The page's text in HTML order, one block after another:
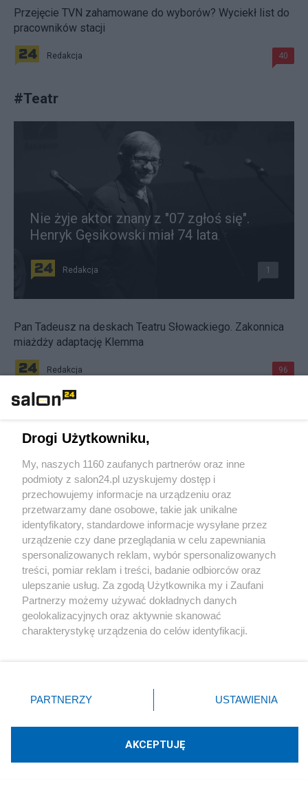
Przejęcie TVN zahamowane do wyborów? Wyciekł list do
pracowników stacji
Redakcja 40
#Teatr
Nie żyje aktor znany z "07 zgłoś się".
Henryk Gęsikowski miał 74 lata
Redakcja 1
Pan Tadeusz na deskach Teatru Słowackiego. Zakonnica
miażdży adaptację Klemma
Redakcja 96
Najpopularniejsze
Społeczeństwo
Pamięć narodowa. Notka w rocznicę Powstania
Lanie miodu na narodowe rany – pamięć czy
zapomnienie
Drogi Użytkowniku,
My, naszych 1160 zaufanych partnerów oraz inne
podmioty z salon24.pl uzyskujemy dostęp i
przechowujemy informacje na urządzeniu oraz
przetwarzamy dane osobowe, takie jak unikalne
identyfikatory, standardowe informacje wysyłane przez
urządzenie czy dane przeglądania w celu zapewniania
spersonalizowanych reklam, wybór spersonalizowanych
treści, pomiar reklam i treści, badanie odbiorców oraz
ulepszanie usług. Za zgodą Użytkownika my i Zaufani
Partnerzy możemy używać dokładnych danych
geolokalizacyjnych oraz aktywnie skanować
charakterystykę urządzenia do celów identyfikacji.
zmienić/wycofać klikając przycisk ustawień prywatności
znajdujący się w lewym dolnym rogu strony
rodzaje przetwarzania danych nie wymagają zgody
użytkownika, ale masz prawo sprzeciwić się takiemu
PARTNERZY USTAWIENIA
AKCEPTUJĘ